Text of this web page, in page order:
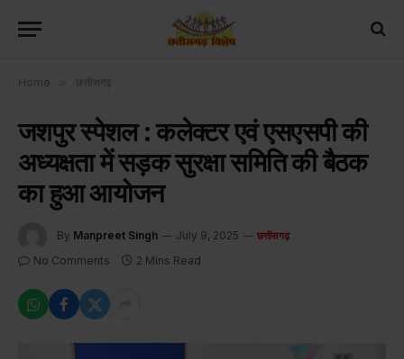
Home छत्तीसगढ़
जशपुर स्पेशल : कलेक्टर एवं एसएसपी की
अध्यक्षता में सड़क सुरक्षा समिति की बैठक
का हुआ आयोजन
By Manpreet Singh July 9, 2025 छत्तीसगढ़
No Comments 2 Mins Read